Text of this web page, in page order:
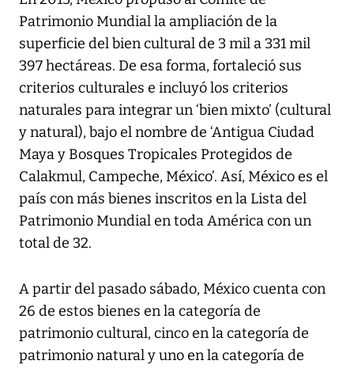
Patrimonio Mundial la ampliación de la
superficie del bien cultural de 3 mil a 331 mil
397 hectáreas. De esa forma, fortaleció sus
criterios culturales e incluyó los criterios
naturales para integrar un ‘bien mixto’ (cultural
y natural), bajo el nombre de ‘Antigua Ciudad
Maya y Bosques Tropicales Protegidos de
Calakmul, Campeche, México’. Así, México es el
país con más bienes inscritos en la Lista del
Patrimonio Mundial en toda América con un
total de 32.
A partir del pasado sábado, México cuenta con
26 de estos bienes en la categoría de
patrimonio cultural, cinco en la categoría de
patrimonio natural y uno en la categoría de